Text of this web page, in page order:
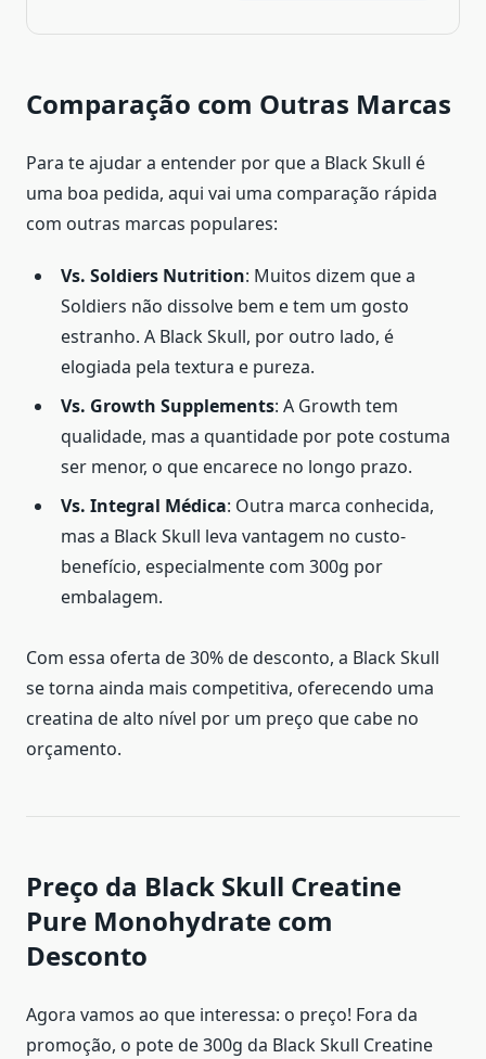
Comparação com Outras Marcas
Para te ajudar a entender por que a Black Skull é
uma boa pedida, aqui vai uma comparação rápida
com outras marcas populares:
Vs. Soldiers Nutrition: Muitos dizem que a
Soldiers não dissolve bem e tem um gosto
estranho. A Black Skull, por outro lado, é
elogiada pela textura e pureza.
Vs. Growth Supplements: A Growth tem
qualidade, mas a quantidade por pote costuma
ser menor, o que encarece no longo prazo.
Vs. Integral Médica: Outra marca conhecida,
mas a Black Skull leva vantagem no custo-
benefício, especialmente com 300g por
embalagem.
Com essa oferta de 30% de desconto, a Black Skull
se torna ainda mais competitiva, oferecendo uma
creatina de alto nível por um preço que cabe no
orçamento.
Preço da Black Skull Creatine
Pure Monohydrate com
Desconto
Agora vamos ao que interessa: o preço! Fora da
promoção, o pote de 300g da Black Skull Creatine